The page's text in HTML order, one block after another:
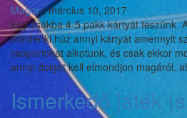
Magor |március 10, 2017
Egy zsákba 4-5 pakk kártyát teszünk.
mindenki húz annyi kártyát amennyit
csoportokat alkotunk, és csak ekkor
annyi dolgot kell elmondjon magáról,
Ismerkedő játék